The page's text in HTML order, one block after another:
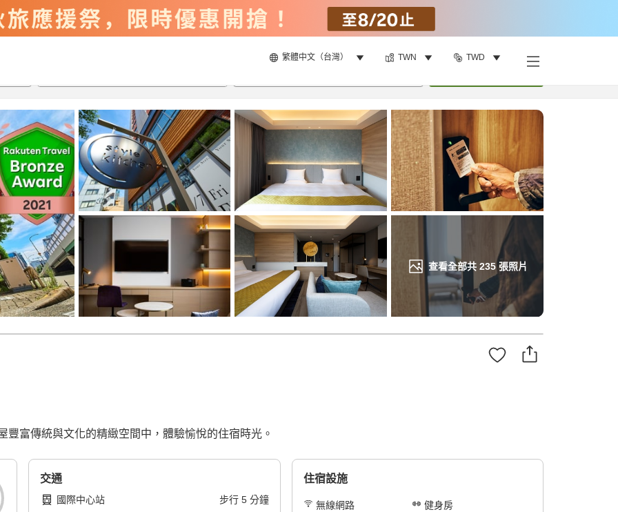
繁體中文（台灣） TWN TWD
查看全部共 235張照片
富傳統與文化的精緻空間中，體驗愉悅的住宿時光。
交通
國際中心站 步行 5分鐘
住宿設施
無線網路
健身房